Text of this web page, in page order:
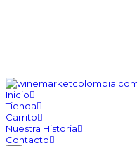
Inicio
Tienda
Carrito
Nuestra Historia
Contacto